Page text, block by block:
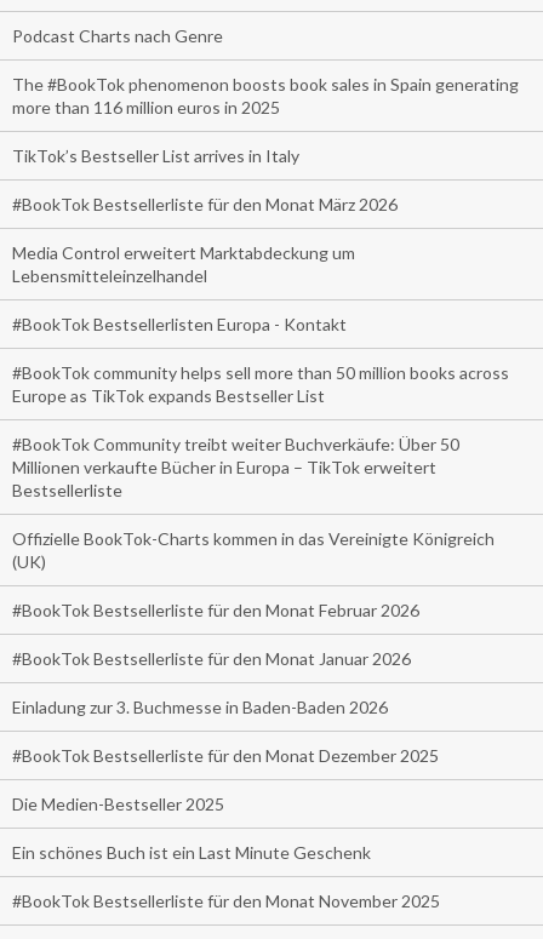
Podcast Charts nach Genre
The #BookTok phenomenon boosts book sales in Spain generating
more than 116 million euros in 2025
TikTok’s Bestseller List arrives in Italy
#BookTok Bestsellerliste für den Monat März 2026
Media Control erweitert Marktabdeckung um
Lebensmitteleinzelhandel
#BookTok Bestsellerlisten Europa - Kontakt
#BookTok community helps sell more than 50 million books across
Europe as TikTok expands Bestseller List
#BookTok Community treibt weiter Buchverkäufe: Über 50
Millionen verkaufte Bücher in Europa – TikTok erweitert
Bestsellerliste
Offizielle BookTok-Charts kommen in das Vereinigte Königreich
(UK)
#BookTok Bestsellerliste für den Monat Februar 2026
#BookTok Bestsellerliste für den Monat Januar 2026
Einladung zur 3. Buchmesse in Baden-Baden 2026
#BookTok Bestsellerliste für den Monat Dezember 2025
Die Medien-Bestseller 2025
Ein schönes Buch ist ein Last Minute Geschenk
#BookTok Bestsellerliste für den Monat November 2025